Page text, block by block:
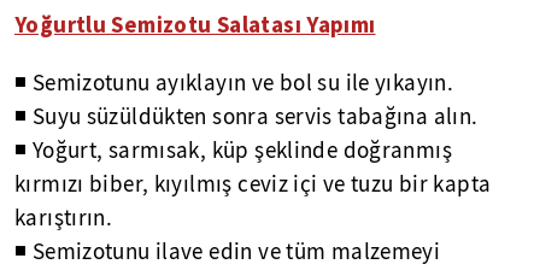
Yoğurtlu Semizotu Salatası Yapımı
◾ Semizotunu ayıklayın ve bol su ile yıkayın.
◾ Suyu süzüldükten sonra servis tabağına alın.
◾ Yoğurt, sarmısak, küp şeklinde doğranmış
kırmızı biber, kıyılmış ceviz içi ve tuzu bir kapta
karıştırın.
◾ Semizotunu ilave edin ve tüm malzemeyi